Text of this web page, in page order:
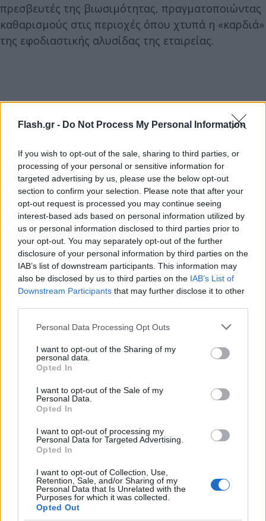
Flash.gr - Do Not Process My Personal Information
If you wish to opt-out of the sale, sharing to third parties, or
processing of your personal or sensitive information for
targeted advertising by us, please use the below opt-out
section to confirm your selection. Please note that after your
opt-out request is processed you may continue seeing
interest-based ads based on personal information utilized by
us or personal information disclosed to third parties prior to
your opt-out. You may separately opt-out of the further
disclosure of your personal information by third parties on the
IAB’s list of downstream participants. This information may
also be disclosed by us to third parties on the IAB’s List of
Downstream Participants that may further disclose it to other
Please note that this website/app uses one or more Google
not limited to your visit or usage behaviour. You may click to
grant or deny consent to Google and its third-party tags to
use your data for below specified purposes in below Google
consent section.
Personal Data Processing Opt Outs
I want to opt-out of the Sharing of my
personal data.
Opted In
I want to opt-out of the Sale of my
Personal Data.
Opted In
I want to opt-out of processing my
Personal Data for Targeted Advertising.
Opted In
I want to opt-out of Collection, Use,
Retention, Sale, and/or Sharing of my
Personal Data that Is Unrelated with the
Purposes for which it was collected.
Opted Out
πρεσβευτές της βιωσιμότητας, πραγματοποιώντας
καθαρισμούς στις περιοχές όπου χτυπά η «καρδιά»
της εφοδιαστικής αλυσίδας της εταιρείας.
Συνολικά84 Lidlers
εργαζομένων) ένωσαν τις δυνάμεις τους,
συλλέγοντας150,5 κιλά απορριμμάτων
Θεσσαλονίκη - Αγία Τριάδα:42 κιλά (κυρίως